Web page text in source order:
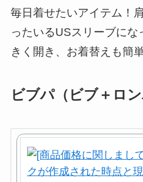
毎日着せたいアイテム！
ったいるUSスリーブに
きく開き、お着替えも簡単
ビブパ（ビブ＋ロン